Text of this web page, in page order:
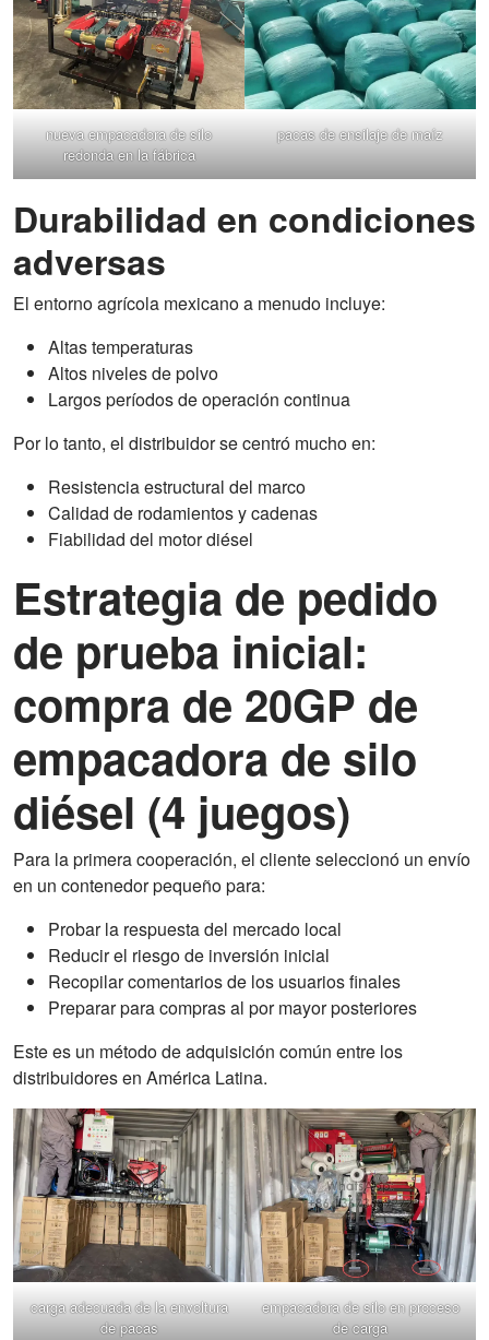
nueva empacadora de silo
redonda en la fábrica
pacas de ensilaje de maíz
Durabilidad en condiciones
adversas
El entorno agrícola mexicano a menudo incluye:
Altas temperaturas
Altos niveles de polvo
Largos períodos de operación continua
Por lo tanto, el distribuidor se centró mucho en:
Resistencia estructural del marco
Calidad de rodamientos y cadenas
Fiabilidad del motor diésel
Estrategia de pedido
de prueba inicial:
compra de 20GP de
empacadora de silo
diésel (4 juegos)
Para la primera cooperación, el cliente seleccionó un envío
en un contenedor pequeño para:
Probar la respuesta del mercado local
Reducir el riesgo de inversión inicial
Recopilar comentarios de los usuarios finales
Preparar para compras al por mayor posteriores
Este es un método de adquisición común entre los
distribuidores en América Latina.
carga adecuada de la envoltura
de pacas
empacadora de silo en proceso
de carga